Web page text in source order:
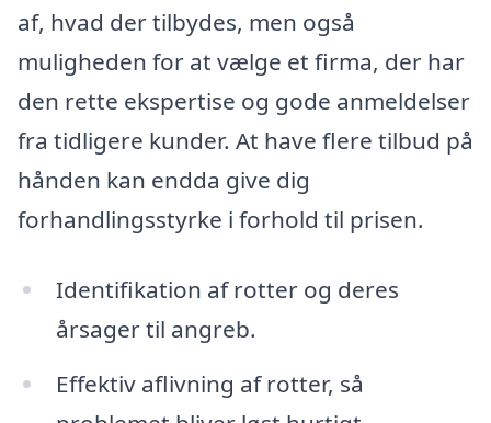
af, hvad der tilbydes, men også
muligheden for at vælge et firma, der har
den rette ekspertise og gode anmeldelser
fra tidligere kunder. At have flere tilbud på
hånden kan endda give dig
forhandlingsstyrke i forhold til prisen.
Identifikation af rotter og deres
årsager til angreb.
Effektiv aflivning af rotter, så